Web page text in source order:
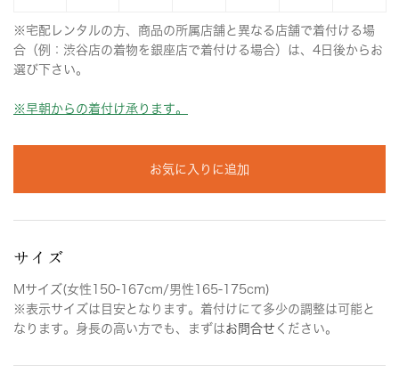
※宅配レンタルの方、商品の所属店舗と異なる店舗で着付ける場
合（例：渋谷店の着物を銀座店で着付ける場合）は、4日後からお
選び下さい。
※早朝からの着付け承ります。
お気に入りに追加
サイズ
Mサイズ(女性150-167cm/男性165-175cm)
※表示サイズは目安となります。着付けにて多少の調整は可能と
なります。身長の高い方でも、まずはお問合せ ください。